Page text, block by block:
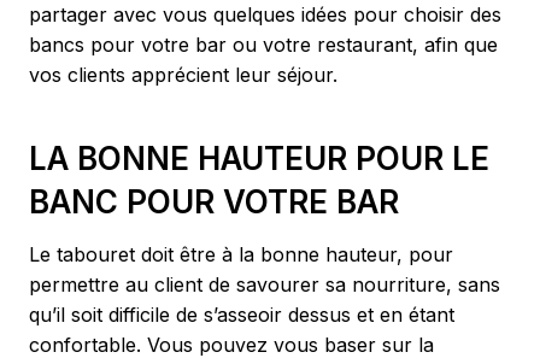
partager avec vous quelques idées pour choisir des
bancs pour votre bar ou votre restaurant, afin que
vos clients apprécient leur séjour.
LA BONNE HAUTEUR POUR LE
BANC POUR VOTRE BAR
Le tabouret doit être à la bonne hauteur, pour
permettre au client de savourer sa nourriture, sans
qu’il soit difficile de s’asseoir dessus et en étant
confortable. Vous pouvez vous baser sur la